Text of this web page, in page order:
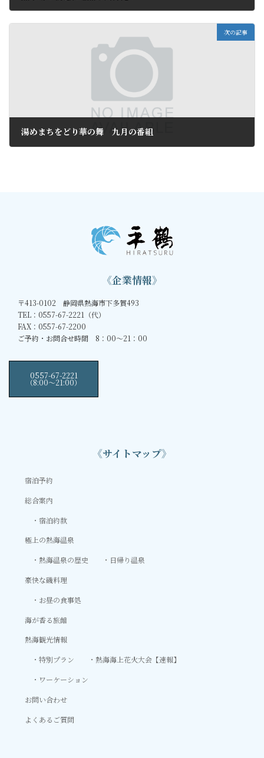
次の記事
湯めまちをどり華の舞 九月の番組
《企業情報》
〒413-0102 静岡県熱海市下多賀493
TEL：0557-67-2221（代）
FAX：0557-67-2200
ご予約・お問合せ時間 8：00～21：00
0557-67-2221
（8:00〜21:00）
《サイトマップ》
宿泊予約
総合案内
宿泊約款
極上の熱海温泉
熱海温泉の歴史
日帰り温泉
豪快な磯料理
お昼の食事処
海が香る旅館
熱海観光情報
特別プラン
熱海海上花火大会【速報】
ワーケーション
お問い合わせ
よくあるご質問